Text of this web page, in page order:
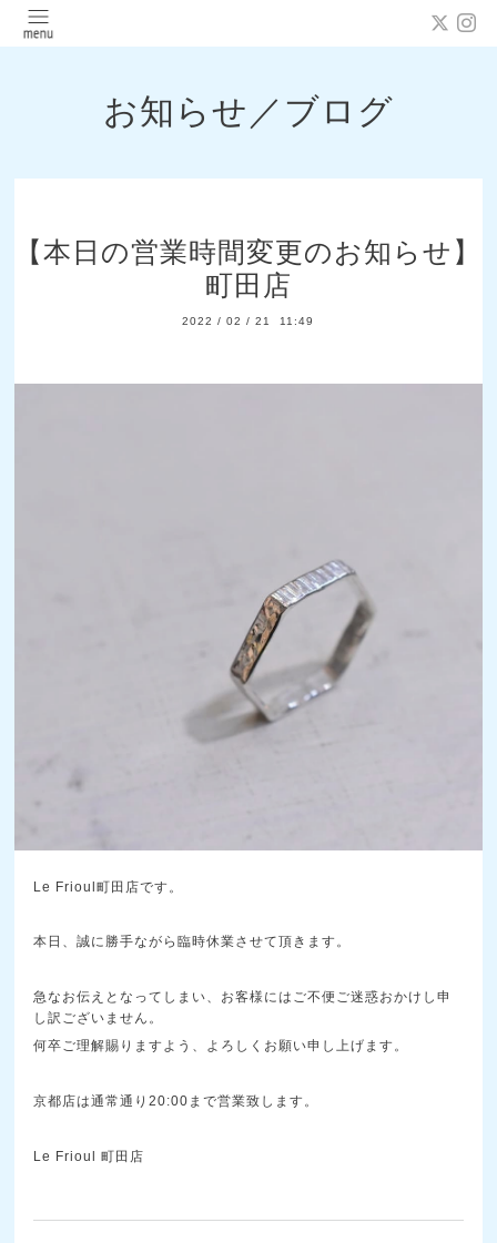
お知らせ／ブログ
【本日の営業時間変更のお知らせ】
町田店
2022 /02 /21 11:49
Le Frioul町田店です。
本日、誠に勝手ながら臨時休業させて頂きます。
急なお伝えとなってしまい、お客様にはご不便ご迷惑おかけし申
し訳ございません。
何卒ご理解賜りますよう、よろしくお願い申し上げます。
京都店は通常通り20:00まで営業致します。
Le Frioul 町田店